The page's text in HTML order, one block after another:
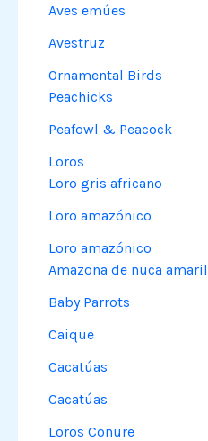
Aves emúes
Avestruz
Ornamental Birds
Peachicks
Peafowl & Peacock
Loros
Loro gris africano
Loro amazónico
Loro amazónico
Amazona de nuca
Baby Parrots
Caique
Cacatúas
Cacatúas
Loros Conure